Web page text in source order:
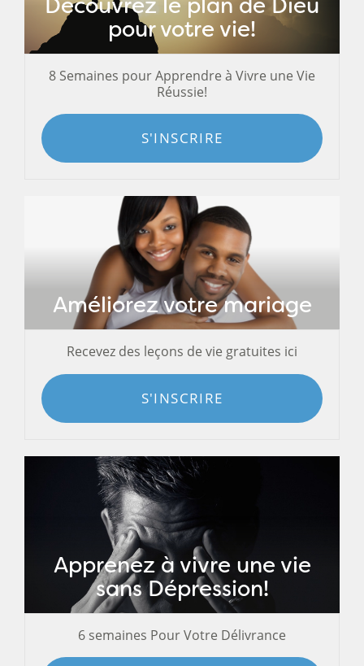
pour votre vie!
8 Semaines pour Apprendre à Vivre une Vie
Réussie!
S'INSCRIRE
Améliorez votre mariage
Recevez des leçons de vie gratuites ici
S'INSCRIRE
Apprenez à vivre une vie
sans Dépression!
6 semaines Pour Votre Délivrance